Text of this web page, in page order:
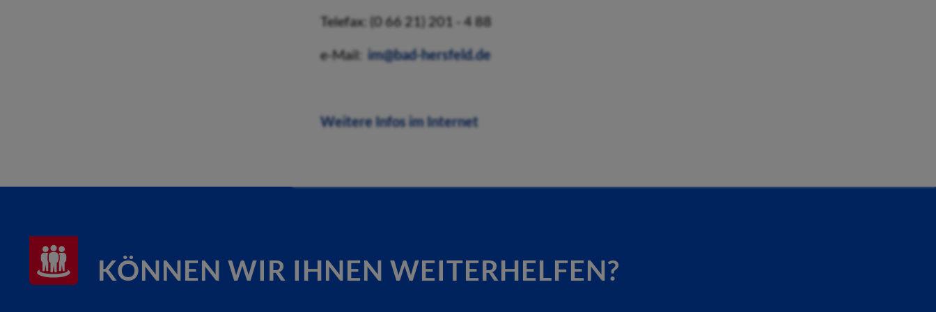
Telefax: (0 66 21) 201 - 4 88
e-Mail: im@bad-hersfeld.de
Weitere Infos im Internet
KÖNNEN WIR IHNEN WEITERHELFEN?